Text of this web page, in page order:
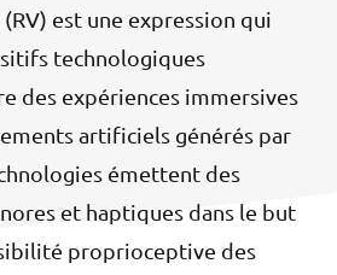
est une expression qui
technologiques
des expériences immersives
artificiels générés par
émettent des
et haptiques dans le but
proprioceptive des